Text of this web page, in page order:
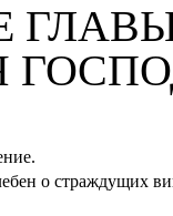
о страждущих